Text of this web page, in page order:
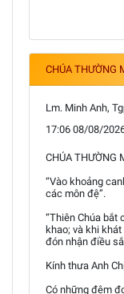
CHÚA THƯỜNG
Lm. Minh Anh,
17:06 08/08/
CHÚA THƯỜNG
“Vào khoảng
các môn đệ”.
“Thiên Chúa bắt
khao; và khi
đón nhận điều
Kính thưa Anh
Có những đêm